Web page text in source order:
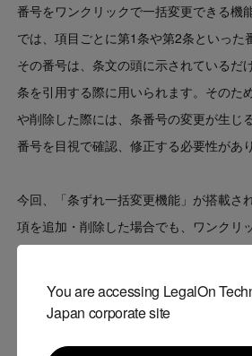
You are accessing LegalOn
Japan corporate site
番号をワンクリックで一括変更できる機
では、項目ごとに第1条や第2条といった
その番号は、条文の頭に示されているだ
条を引用する際に用いられます。そのた
や削除した際には、条番号の変更が生じ
番号を目視で確認、修正する必要性があ
今回、「条ずれ一括変更機能」が搭載さ
項を追加・削除した場合でも、ワンクリ
の引用条の番号を一括で修正することが
していた場合と比較すると、見落としの